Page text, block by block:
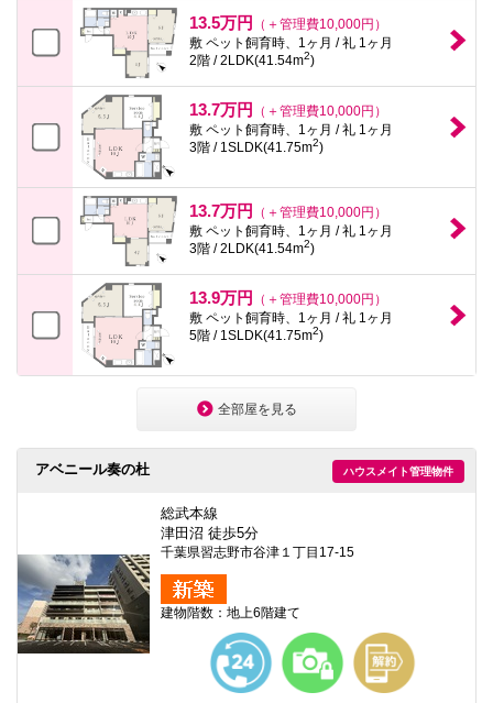
13.5万円
（＋管理費10,000円）
敷 ペット飼育時、1ヶ月 / 礼 1ヶ月
2階 / 2LDK(41.54m2)
13.7万円
（＋管理費10,000円）
敷 ペット飼育時、1ヶ月 / 礼 1ヶ月
3階 / 1SLDK(41.75m2)
13.7万円
（＋管理費10,000円）
敷 ペット飼育時、1ヶ月 / 礼 1ヶ月
3階 / 2LDK(41.54m2)
13.9万円
（＋管理費10,000円）
敷 ペット飼育時、1ヶ月 / 礼 1ヶ月
5階 / 1SLDK(41.75m2)
全部屋を見る
ハウスメイト管理物件
アベニール奏の杜
総武本線
津田沼 徒歩5分
千葉県習志野市谷津１丁目17-15
建物階数：地上6階建て